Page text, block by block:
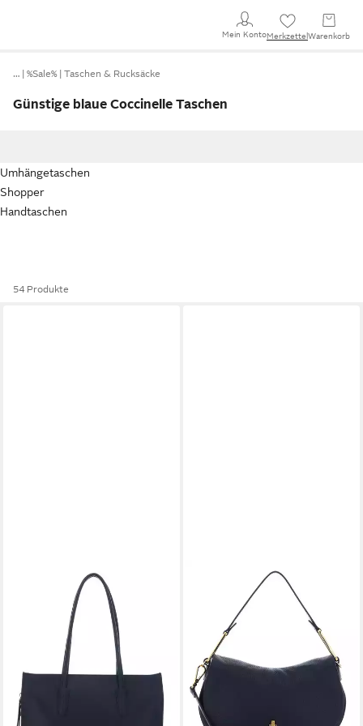
Mein KontoMerkzettel Warenkorb
… %Sale% Taschen & Rucksäcke
Günstige blaue Coccinelle Taschen
Umhängetaschen
Shopper
Handtaschen
54 Produkte